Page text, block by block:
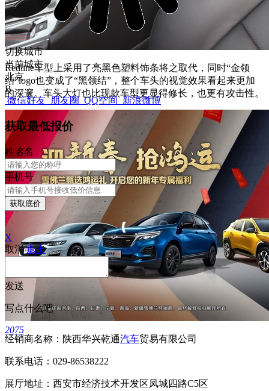
Redline车型上采用了亮黑色塑料饰条将之取代，同时“金领
结”logo也变成了“黑领结”，整个车头的视觉效果看起来更加
的深邃。车头大灯也比现款车型更显得修长，也更有攻击性。
经销商名称：陕西华兴乾通汽车贸易有限公司
联系电话：029-86538222
展厅地址：西安市经济技术开发区凤城四路C5区
切换城市
当前城市
北京
B
微信好友 朋友圈 QQ空间 新浪微博
获取最低报价
姓名名
手机号
获取底价
X
取消 退出
发送
写点什么吧
2075